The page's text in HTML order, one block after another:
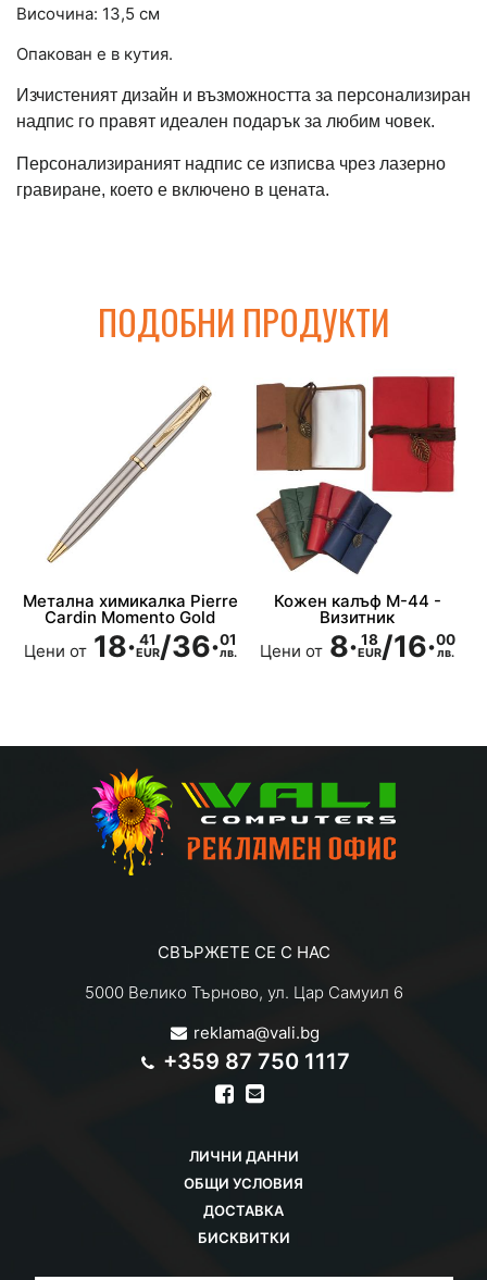
Височина: 13,5 см
Опакован е в кутия.
Изчистеният дизайн и възможността за персонализиран
надпис го правят идеален подарък за любим човек.
Персонализираният надпис се изписва чрез лазерно
гравиране, което е включено в цената.
ПОДОБНИ ПРОДУКТИ
Метална химикалка Pierre
Cardin Momento Gold
Цени от 18· 41
EUR/36·01
лв.
Кожен калъф М-44 -
Визитник
Цени от 8· 18
EUR/16·00
лв.
СВЪРЖЕТЕ СЕ С НАС
5000 Велико Търново, ул. Цар Самуил 6
reklama@vali.bg
+359 87 750 1117
ЛИЧНИ ДАННИ
ОБЩИ УСЛОВИЯ
ДОСТАВКА
БИСКВИТКИ